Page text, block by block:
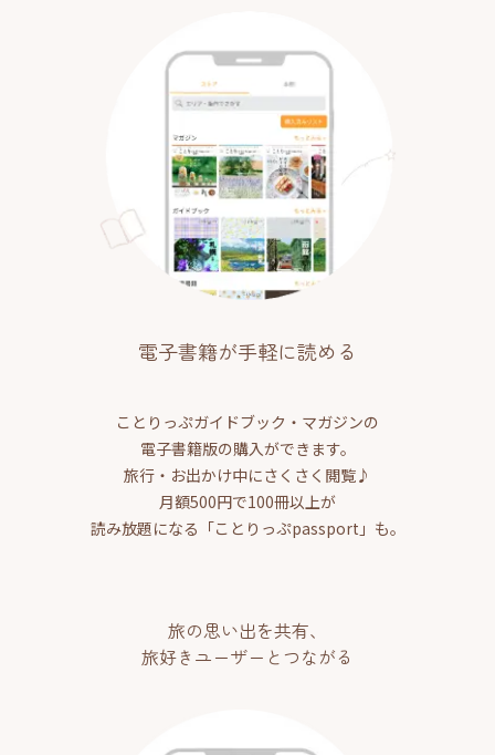
電子書籍が手軽に読める
ことりっぷガイドブック・マガジンの
電子書籍版の購入ができます。
旅行・お出かけ中にさくさく閲覧♪
月額500円で100冊以上が
読み放題になる「ことりっぷpassport」も。
旅の思い出を共有、
旅好きユーザーとつながる